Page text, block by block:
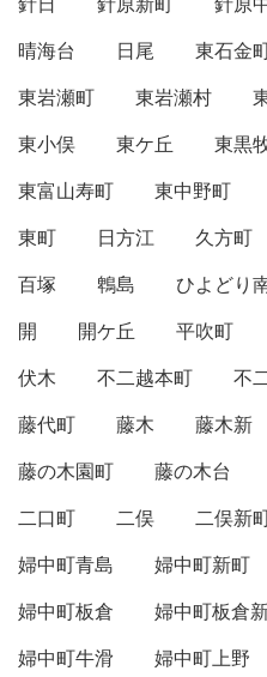
晴海台
日尾 東石金
東岩瀬町
東岩瀬村
東小俣
東ケ丘 東黒
東富山寿町
東中野町
東町
日方江 久方町
百塚
鵯島 ひよどり
開
開ケ丘 平吹町
伏木
不二越本町 不
藤代町
藤木 藤木新
藤の木園町
藤の木台
二口町
二俣 二俣新
婦中町青島
婦中町新町
婦中町板倉
婦中町板倉
婦中町牛滑
婦中町上野